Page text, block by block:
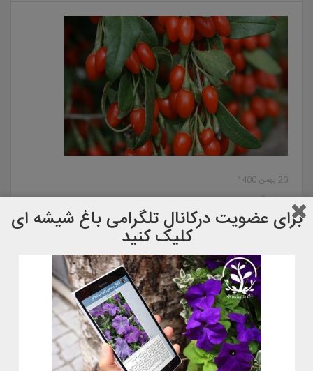
20 بهمن 1400
معرفی گوجی بری
برای عضویت دركانال تلگرامی باغ شیشه ای
کلیک کنید